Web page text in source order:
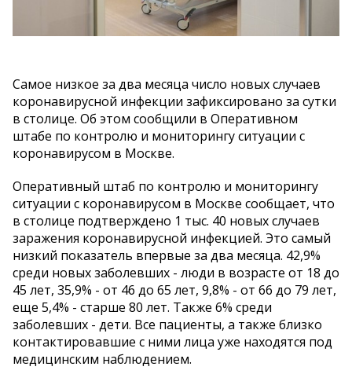
Самое низкое за два месяца число новых случаев
коронавирусной инфекции зафиксировано за сутки
в столице. Об этом сообщили в Оперативном
штабе по контролю и мониторингу ситуации с
коронавирусом в Москве.
Оперативный штаб по контролю и мониторингу
ситуации с коронавирусом в Москве сообщает, что
в столице подтверждено 1 тыс. 40 новых случаев
заражения коронавирусной инфекцией. Это самый
низкий показатель впервые за два месяца. 42,9%
среди новых заболевших - люди в возрасте от 18 до
45 лет, 35,9% - от 46 до 65 лет, 9,8% - от 66 до 79 лет,
еще 5,4% - старше 80 лет. Также 6% среди
заболевших - дети. Все пациенты, а также близко
контактировавшие с ними лица уже находятся под
медицинским наблюдением.